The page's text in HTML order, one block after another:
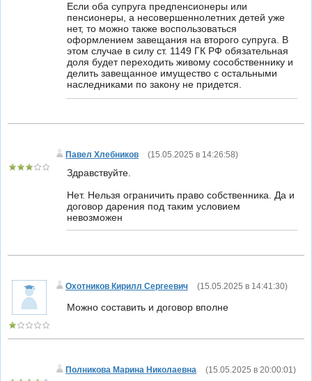
Если оба супруга предпенсионеры или
пенсионеры, а несовершеннолетних детей уже
нет, то можно также воспользоваться
оформлением завещания на второго супруга. В
этом случае в силу ст. 1149 ГК РФ обязательная
доля будет переходить живому сособственнику и
делить завещанное имущество с остальными
наследниками по закону не придется.
Павел Хлебников (15.05.2025 в 14:26:58)
Здравствуйте.
Нет. Нельзя ограничить право собственника. Да и
договор дарения под таким условием
невозможен
Охотников Кирилл Сергеевич (15.05.2025 в 14:41:30)
Можно составить и договор вполне
Полникова Марина Николаевна (15.05.2025 в 20:00:01)